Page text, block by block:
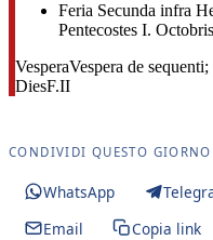
Feria Secunda infra
Pentecostes I. Octobris
VesperaVespera de
DiesF.II
CONDIVIDI QUESTO
WhatsApp
Email
Copia link